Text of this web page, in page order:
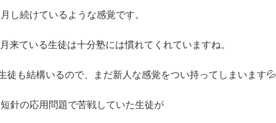
し続けているような感覚です。
来ている生徒は十分塾には慣れてくれていますね。
徒も結構いるので、まだ新人な感覚をつい持ってしまいます💦
針の応用問題で苦戦していた生徒が